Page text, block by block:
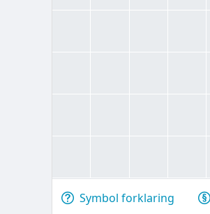
Symbol forklaring